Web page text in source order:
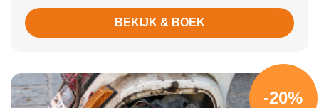
BEKIJK & BOEK
-20%